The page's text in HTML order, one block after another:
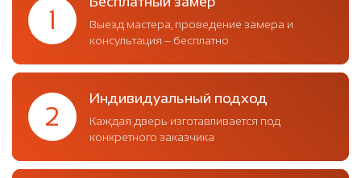
1
Выезд мастера, проведение замера и
консультация – бесплатно
2
Индивидуальный подход
Каждая дверь изготавливается под
конкретного заказчика